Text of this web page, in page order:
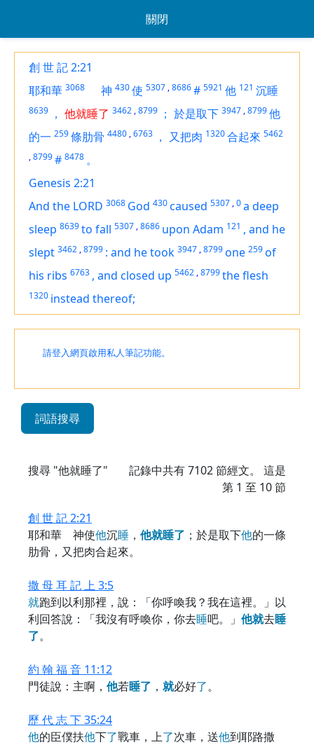
關閉
創 世 記 2:21
耶和華 3068 神 430使 5307 ,8686# 5921 他 121 沉睡
8639 ， 他就睡了 3462 ,8799 ； 於是取下 3947 ,8799他
的一 259條肋骨 4480 ,6763 ， 又把肉 1320合起來 5462
,8799# 8478 。
Genesis 2:21
And the LORD 3068 God 430caused 5307 ,0a deep
sleep 8639to fall 5307 ,8686 upon Adam 121 , and he
slept 3462 ,8799 : and he took 3947 ,8799one 259of
his ribs 6763 , and closed up 5462 ,8799the flesh
1320 instead thereof;
請登入網頁啟用私人筆記功能。
詞語搜尋
搜尋 "他就睡了" 記錄中共有7102節經文。 這是
第 1 至 10 節
創 世 記 2:21
耶和華 神使他沉睡 ， 他就睡了 ；於是取下他的一條
肋骨，又把肉合起來。
撒 母 耳 記 上 3:5
就跑到以利那裡，說：「你呼喚我？我在這裡。」以
利回答說：「我沒有呼喚你，你去睡吧。」 他就去睡
了。
約 翰 福 音 11:12
門徒說：主啊， 他若睡了 ， 就必好了。
歷 代 志 下 35:24
他的臣僕扶他下了戰車，上了次車，送他到耶路撒